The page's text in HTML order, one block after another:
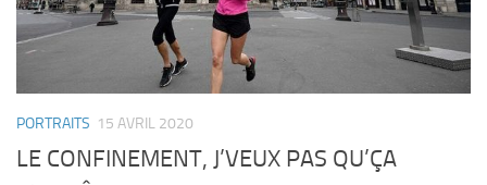
PORTRAITS 15 AVRIL 2020
LE CONFINEMENT, J’VEUX PAS QU’ÇA